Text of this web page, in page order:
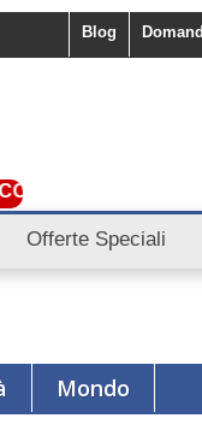
Blog
e ottieni subito
Offerte Speciali
Mondo